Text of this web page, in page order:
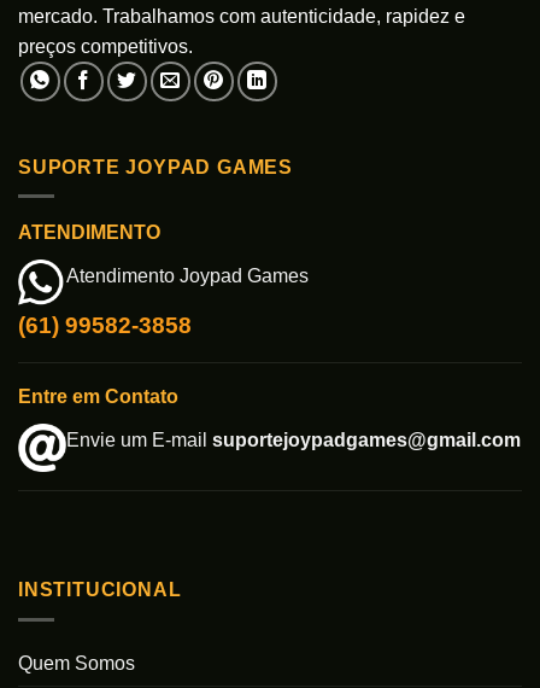
mercado. Trabalhamos com autenticidade, rapidez e
preços competitivos.
SUPORTE JOYPAD GAMES
ATENDIMENTO
Atendimento Joypad Games
(61) 99582-3858
Entre em Contato
Envie um E-mail suportejoypadgames@gmail.com
INSTITUCIONAL
Quem Somos